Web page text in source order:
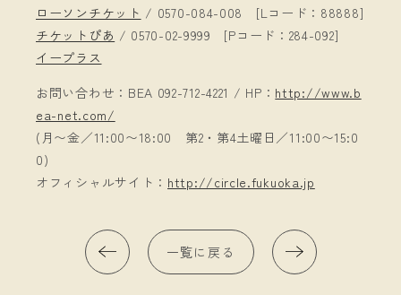
ローソンチケット / 0570-084-008 [Lコード：88888]
チケットぴあ / 0570-02-9999 [Pコード：284-092]
イープラス
お問い合わせ：BEA 092-712-4221 / HP： http://www.b
ea-net.com/
(月〜金／11:00〜18:00 第2・第4土曜日／11:00〜15:0
0)
オフィシャルサイト： http://circle.fukuoka.jp
一覧に戻る